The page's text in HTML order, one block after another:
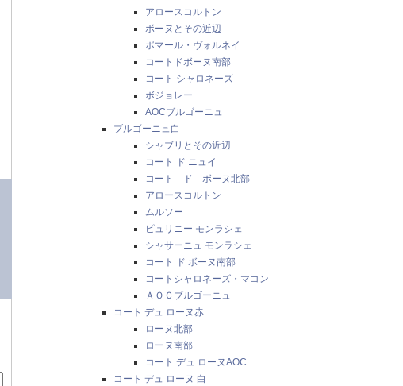
アロースコルトン
ボーヌとその近辺
ポマール・ヴォルネイ
コートドボーヌ南部
コート シャロネーズ
ボジョレー
AOCブルゴーニュ
ブルゴーニュ白
シャブリとその近辺
コート ド ニュイ
コート ド ボーヌ北部
アロースコルトン
ムルソー
ピュリニー モンラシェ
シャサーニュ モンラシェ
コート ド ボーヌ南部
コートシャロネーズ・マコン
ＡＯＣブルゴーニュ
コート デュ ローヌ赤
ローヌ北部
ローヌ南部
コート デュ ローヌAOC
コート デュ ローヌ 白